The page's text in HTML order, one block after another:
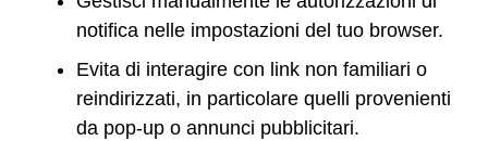
notifica nelle impostazioni del tuo browser.
Evita di interagire con link non familiari o
reindirizzati, in particolare quelli provenienti
da pop-up o annunci pubblicitari.